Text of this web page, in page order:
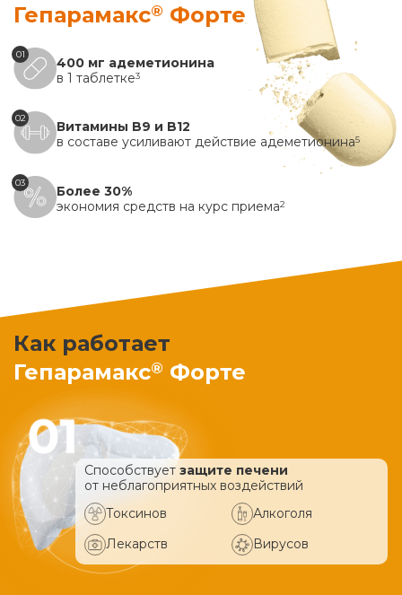
Гепарамакс® Форте
01
400 мг адеметионина
в 1 таблетке3
02
Витамины B9 и B12
в составе усиливают действие адеметионина5
03
Более 30%
экономия средств на курс приема2
Как работает
Гепарамакс® Форте
Способствует защите печени
от неблагоприятных воздействий
Токсинов
Алкоголя
Лекарств
Вирусов